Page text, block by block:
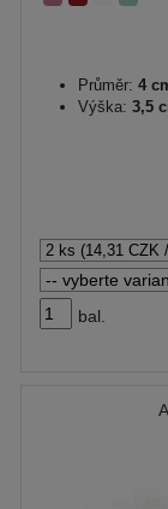
Průměr: 4
Výška: 3,5
bal.